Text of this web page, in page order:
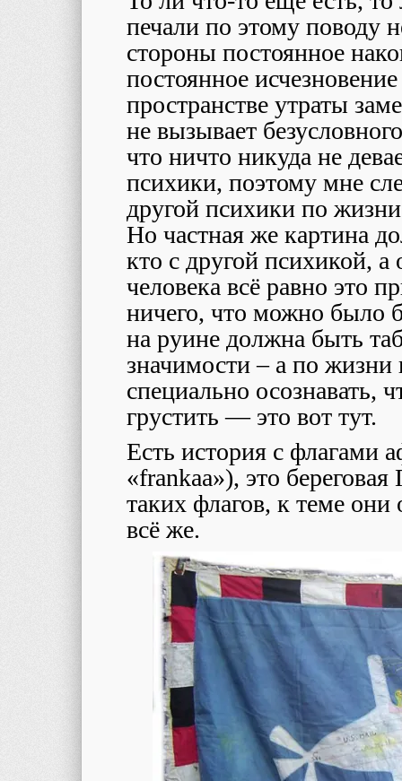
печали по этому поводу
стороны постоянное
постоянное
пространстве утраты
не вызывает
что ничто никуда не
психики, поэтому мне
другой психики по
Но частная же картина
кто с другой психикой, а
человека всё равно это
ничего, что можно было
на руине должна быть
значимости – а по жизни
специально осознавать,
грустить ― это вот тут.
Есть история с флагами
«frankaa»), это
таких флагов, к теме
всё же.